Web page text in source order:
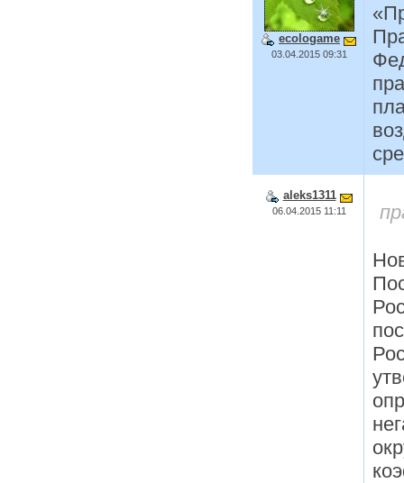
ecologame
03.04.2015 09:31
aleks1311
06.04.2015 11:11